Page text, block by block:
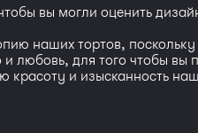
вы могли оценить
наших тортов,
любовь, для того чтобы
и изысканность